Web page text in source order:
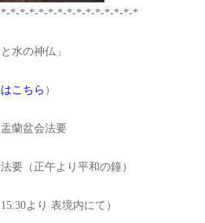
*-*-*-*-*-*-*-*-*-*-*-*-*-*
水の神仏」
こちら ）
蘭盆会法要
要（正午より平和の鐘）
より 表境内にて）